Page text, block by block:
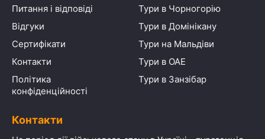
Питання і відповіді
Відгуки
Сертифікати
Контакти
Політика
конфіденційності
Тури в Чорногорію
Тури в Домінікану
Тури на Мальдіви
Тури в ОАЕ
Тури в Занзібар
Контакти